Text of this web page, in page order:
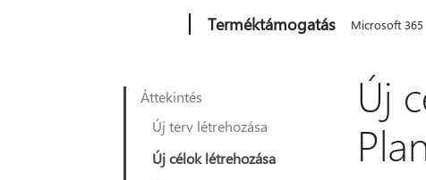
Terméktámogatás Microsoft 365
Áttekintés
Új terv létrehozása
Új célok létrehozása
Új